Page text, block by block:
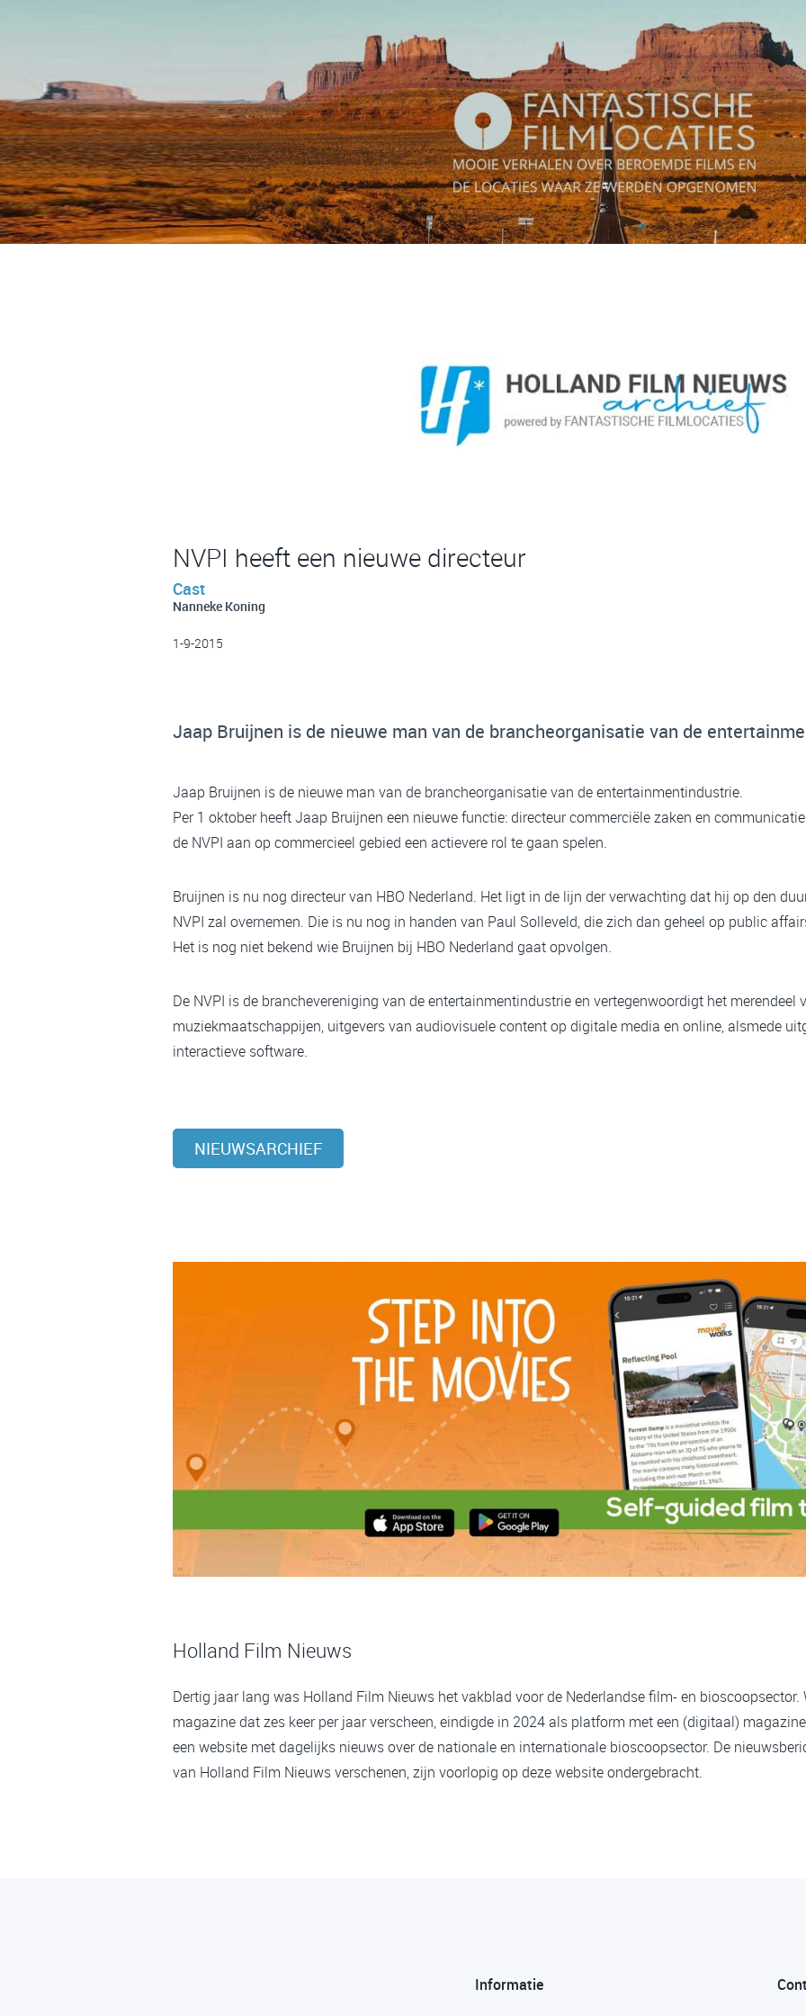
NVPI heeft een nieuwe directeur
Cast
Nanneke Koning
1-9-2015
Jaap Bruijnen is de nieuwe man van de brancheorganisatie van de
Jaap Bruijnen is de nieuwe man van de brancheorganisatie van de entertainmentindustrie.
Per 1 oktober heeft Jaap Bruijnen een nieuwe functie: directeur commerciële zaken en
de NVPI aan op commercieel gebied een actievere rol te gaan spelen.
Bruijnen is nu nog directeur van HBO Nederland. Het ligt in de lijn der verwachting dat hij op den
NVPI zal overnemen. Die is nu nog in handen van Paul Solleveld, die zich dan geheel op public
Het is nog niet bekend wie Bruijnen bij HBO Nederland gaat opvolgen.
De NVPI is de branchevereniging van de entertainmentindustrie en vertegenwoordigt het merendeel
muziekmaatschappijen, uitgevers van audiovisuele content op digitale media en online, alsmede
interactieve software.
NIEUWSARCHIEF
Holland Film Nieuws
Dertig jaar lang was Holland Film Nieuws het vakblad voor de Nederlandse film- en bioscoopsector.
magazine dat zes keer per jaar verscheen, eindigde in 2024 als platform met een (digitaal)
een website met dagelijks nieuws over de nationale en internationale bioscoopsector. De
van Holland Film Nieuws verschenen, zijn voorlopig op deze website ondergebracht.
Informatie